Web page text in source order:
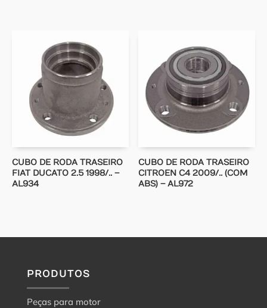
CUBO DE RODA TRASEIRO
FIAT DUCATO 2.5 1998/.. –
AL934
CUBO DE RODA TRASEIRO
CITROEN C4 2009/.. (COM
ABS) – AL972
PRODUTOS
Peças para motor